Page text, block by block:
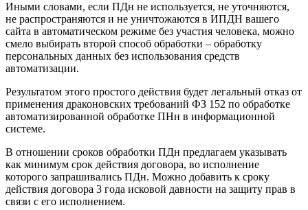
Иными словами, если ПДн не используется, не уточняются,
не распространяются и не уничтожаются в ИПДН вашего
сайта в автоматическом режиме без участия человека, можно
смело выбирать второй способ обработки – обработку
персональных данных без использования средств
автоматизации.
Результатом этого простого действия будет легальный отказ от
применения драконовских требований ФЗ 152 по обработке
автоматизированной обработке ПНн в информационной
системе.
В отношении сроков обработки ПДн предлагаем указывать
как минимум срок действия договора, во исполнение
которого запрашивались ПДн. Можно добавить к сроку
действия договора 3 года исковой давности на защиту прав в
связи с его исполнением.